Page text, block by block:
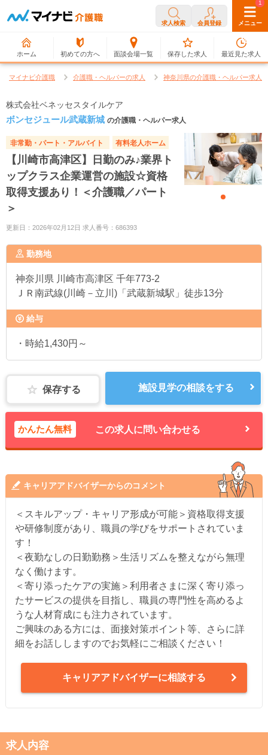
求人検索 会員登録 メニュー
ホーム 初めての方へ 面談会場一覧
0
保存した求人
1
最近見た求人
マイナビ介護職 介護職・ヘルパーの求人 神奈川県の介護職・ヘルパー求人
株式会社ベネッセスタイルケア
ボンセジュール武蔵新城 の介護職・ヘルパー求人
非常勤・パート・アルバイト 有料老人ホーム
【川崎市高津区】日勤のみ♪業界ト
ップクラス企業運営の施設☆資格
取得支援あり！＜介護職／パート
＞
更新日：2026年02月12日 求人番号：686393
勤務地
神奈川県 川崎市高津区 千年773-2
ＪＲ南武線(川崎－立川)「武蔵新城駅」徒歩13分
給与
・時給1,430円～
保存する 施設見学の相談をする
かんたん無料 この求人に問い合わせる
キャリアアドバイザーからのコメント
＜スキルアップ・キャリア形成が可能＞資格取得支援
や研修制度があり、職員の学びをサポートされていま
す！
＜夜勤なしの日勤勤務＞生活リズムを整えながら無理
なく働けます。
＜寄り添ったケアの実施＞利用者さまに深く寄り添っ
たサービスの提供を目指し、職員の専門性を高めるよ
うな人材育成にも注力されています。
ご興味のある方には、面接対策ポイント等、さらに詳
細をお話ししますのでお気軽にご相談ください！
キャリアアドバイザーに相談する
求人内容